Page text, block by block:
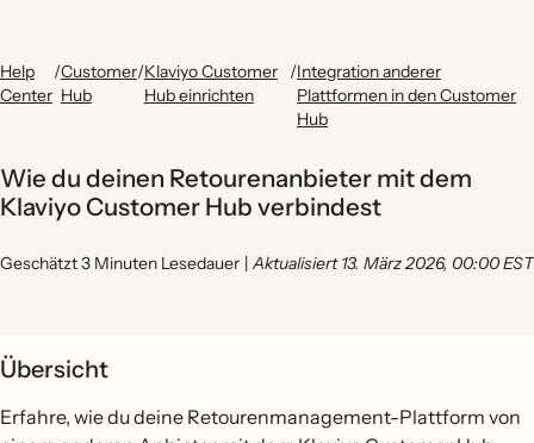
Help
Center
/Customer
Hub
/Klaviyo Customer
Hub einrichten
/Integration anderer
Plattformen in den Customer
Hub
Wie du deinen Retourenanbieter mit dem
Klaviyo Customer Hub verbindest
Geschätzt 3 Minuten Lesedauer | Aktualisiert 13. März 2026, 00:00 EST
Übersicht
Erfahre, wie du deine Retourenmanagement-Plattform von